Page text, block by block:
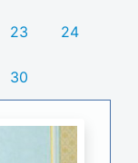
23 24
30